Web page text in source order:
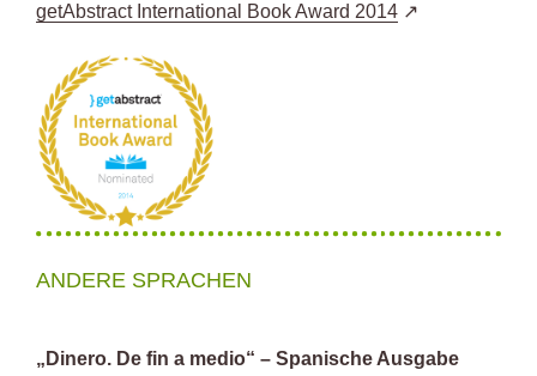
getAbstract International Book Award 2014
ANDERE SPRACHEN
„Dinero. De fin a medio“ – Spanische Ausgabe